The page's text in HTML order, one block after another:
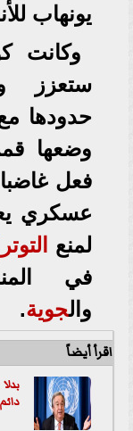
يونهاب
وكانت
ستعزز
حدودها مع
وضعها
فعل
لمنع
في
والجوية.
اقرأ أيضاً